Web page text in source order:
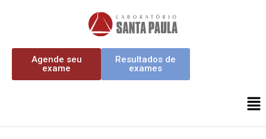
Agende seu
exame
Resultados de
exames